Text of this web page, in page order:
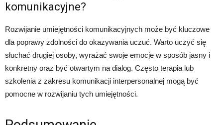
komunikacyjne?
Rozwijanie umiejętności komunikacyjnych może być kluczowe
dla poprawy zdolności do okazywania uczuć. Warto uczyć się
słuchać drugiej osoby, wyrażać swoje emocje w sposób jasny i
konkretny oraz być otwartym na dialog. Często terapia lub
szkolenia z zakresu komunikacji interpersonalnej mogą być
pomocne w rozwijaniu tych umiejętności.